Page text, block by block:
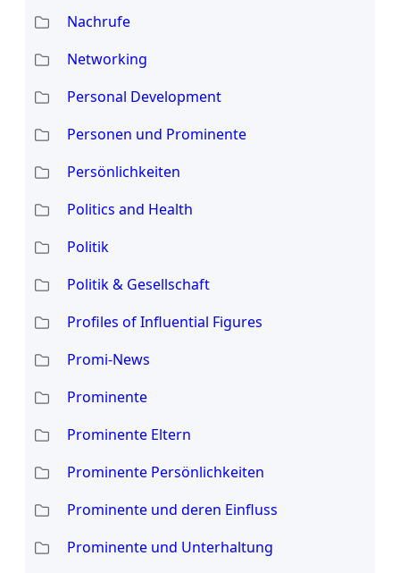
Nachrufe
Networking
Personal Development
Personen und Prominente
Persönlichkeiten
Politics and Health
Politik
Politik & Gesellschaft
Profiles of Influential Figures
Promi-News
Prominente
Prominente Eltern
Prominente Persönlichkeiten
Prominente und deren Einfluss
Prominente und Unterhaltung